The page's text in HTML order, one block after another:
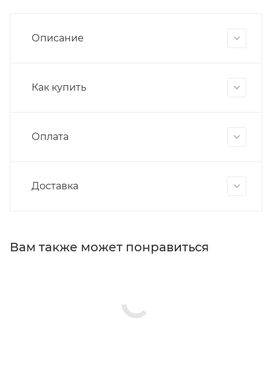
Описание
Как купить
Оплата
Доставка
Вам также может понравиться